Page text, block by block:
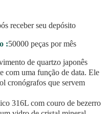
receber seu depósito
:50000 peças por mês
de quartzo japonês
com uma função de data. Ele
cronógrafos que servem
316L com couro de bezerro